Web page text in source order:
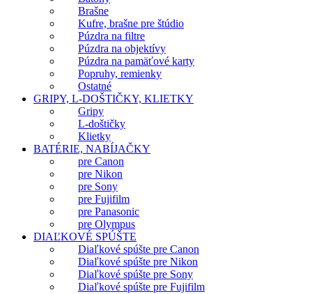
Brašne
Kufre, brašne pre štúdio
Púzdra na filtre
Púzdra na objektívy
Púzdra na pamäťové karty
Popruhy, remienky
Ostatné
GRIPY, L-DOŠTIČKY, KLIETKY
Gripy
L-doštičky
Klietky
BATÉRIE, NABÍJAČKY
pre Canon
pre Nikon
pre Sony
pre Fujifilm
pre Panasonic
pre Olympus
DIAĽKOVÉ SPÚŠTE
Diaľkové spúšte pre Canon
Diaľkové spúšte pre Nikon
Diaľkové spúšte pre Sony
Diaľkové spúšte pre Fujifilm